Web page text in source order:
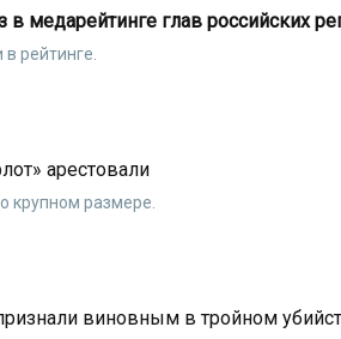
в медарейтинге глав российских
рейтинге.
арестовали
крупном размере.
виновным в тройном